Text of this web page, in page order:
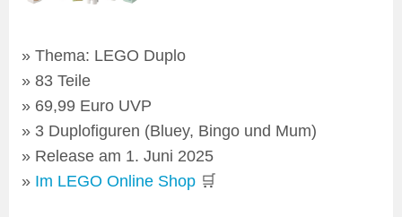
Thema: LEGO Duplo
83 Teile
69,99 Euro UVP
3 Duplofiguren (Bluey, Bingo und Mum)
Release am 1. Juni 2025
Im LEGO Online Shop 🛒